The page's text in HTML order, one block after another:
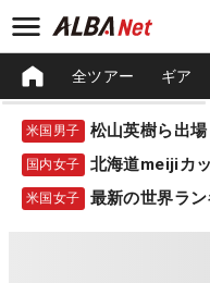
全ツアー ギア
米国男子
国内女子 北海道meijiカ
米国女子 最新の世界ラ